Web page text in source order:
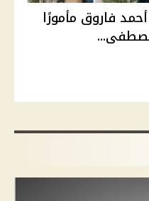
فاروق مأمورًا